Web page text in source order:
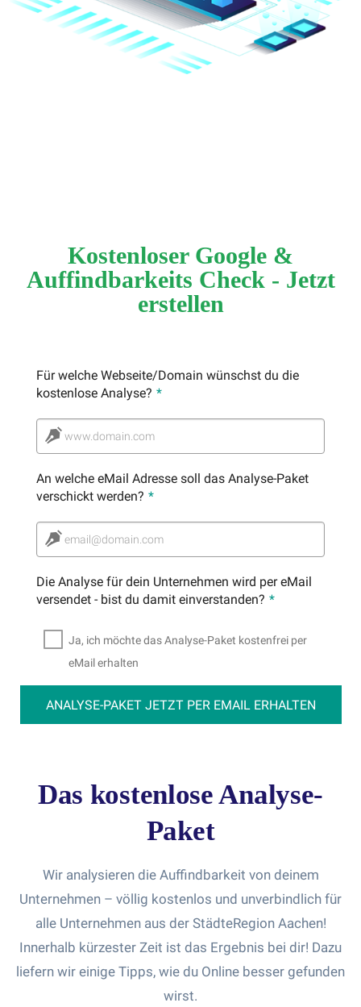
Kostenloser Google &
Auffindbarkeits Check - Jetzt
erstellen
Für welche Webseite/Domain wünschst du die
kostenlose Analyse? *
www.domain.com
An welche eMail Adresse soll das Analyse-Paket
verschickt werden? *
email@domain.com
Die Analyse für dein Unternehmen wird per eMail
versendet - bist du damit einverstanden? *
Ja, ich möchte das Analyse-Paket kostenfrei per
eMail erhalten
ANALYSE-PAKET JETZT PER EMAIL ERHALTEN
Das kostenlose Analyse-
Paket
Wir analysieren die Auffindbarkeit von deinem
Unternehmen – völlig kostenlos und unverbindlich für
alle Unternehmen aus der StädteRegion Aachen!
Innerhalb kürzester Zeit ist das Ergebnis bei dir! Dazu
liefern wir einige Tipps, wie du Online besser gefunden
wirst.